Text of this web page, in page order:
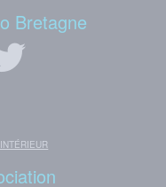
Bretagne